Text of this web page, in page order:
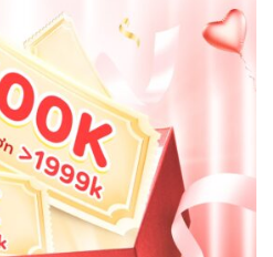
áp dụng công nghệ in màu
trong suốt quá trình sử dụng